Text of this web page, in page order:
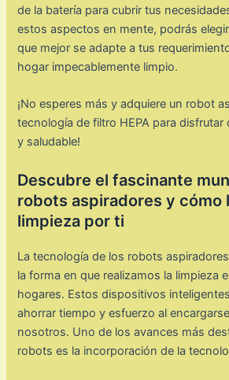
de la batería para cubrir tus
estos aspectos en mente, podrás
que mejor se adapte a tus
hogar impecablemente limpio.
¡No esperes más y adquiere un robot
tecnología de filtro HEPA para disfrutar
y saludable!
Descubre el fascinante
robots aspiradores y cómo
limpieza por ti
La tecnología de los robots
la forma en que realizamos la limpieza
hogares. Estos dispositivos
ahorrar tiempo y esfuerzo al
nosotros. Uno de los avances más
robots es la incorporación de la